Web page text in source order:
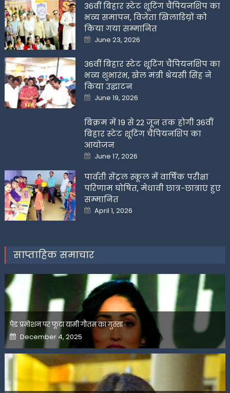
36वीं बिहार स्टेट शूटिंग चैंपियनशिप का
भव्य समापन, विजेता खिलाडिय़ों को
किया गया सम्मानित
Posted
on
June 23, 2026
36वीं बिहार स्टेट शूटिंग चैंपियनशिप का
भव्य शुभारंभ, खेल मंत्री श्रेयसी सिंह ने
किया उद्घाटन
Posted
on
June 19, 2026
बिक्रम में 19 से 22 जून तक होगी 36वीं
बिहार स्टेट शूटिंग चैंपियनशिप का
आयोजन
Posted
on
June 17, 2026
पार्वती सेंट्रल स्कूल में वार्षिक परीक्षा
परिणाम घोषित, मेधावी छात्र-छात्राएं हुए
सम्मानित
Posted
on
April 1, 2026
साप्ताहिक समाचार
पेड प्रमोशन पर फूटा यामी गौतम का गुस्सा
Posted
on
December 4, 2025